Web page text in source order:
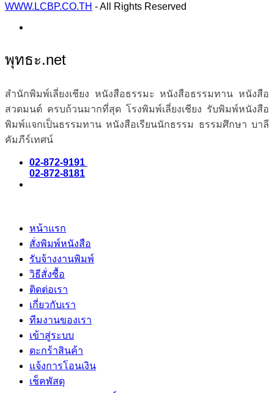
WWW.LCBP.CO.TH - All Rights Reserved
พุทธะ.net
สำนักพิมพ์เลี่ยงเชียง หนังสือธรรมะ หนังสือธรรมทาน หนังสือ
สวดมนต์ ครบถ้วนมากที่สุด โรงพิมพ์เลี่ยงเชียง รับพิมพ์หนังสือ
พิมพ์แจกเป็นธรรมทาน หนังสือเรียนนักธรรม ธรรมศึกษา บาลี
คัมภีร์เทศน์
02-872-9191
02-872-8181
หน้าแรก
สั่งพิมพ์หนังสือ
รับจ้างงานพิมพ์
วิธีสั่งซื้อ
ติดต่อเรา
เกี่ยวกับเรา
ทีมงานของเรา
เข้าสู่ระบบ
ตะกร้าสินค้า
แจ้งการโอนเงิน
เช็คพัสดุ